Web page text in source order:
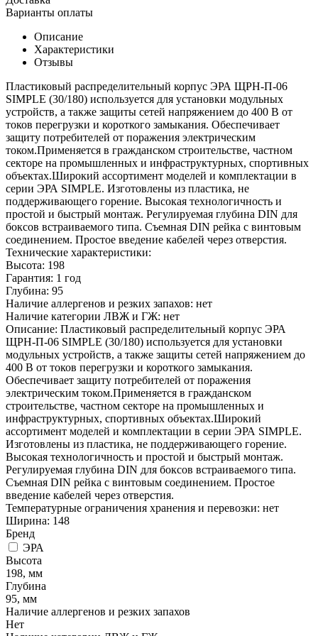
Варианты оплаты
Описание
Характеристики
Отзывы
Пластиковый распределительный корпус ЭРА ЩРН-П-06
SIMPLE (30/180) используется для установки модульных
устройств, а также защиты сетей напряжением до 400 В от
токов перегрузки и короткого замыкания. Обеспечивает
защиту потребителей от поражения электрическим
током.Применяется в гражданском строительстве, частном
секторе на промышленных и инфраструктурных, спортивных
объектах.Широкий ассортимент моделей и комплектации в
серии ЭРА SIMPLE. Изготовлены из пластика, не
поддерживающего горение. Высокая технологичность и
простой и быстрый монтаж. Регулируемая глубина DIN для
боксов встраиваемого типа. Съемная DIN рейка с винтовым
соединением. Простое введение кабелей через отверстия.
Технические характеристики:
Высота: 198
Гарантия: 1 год
Глубина: 95
Наличие аллергенов и резких запахов: нет
Наличие категории ЛВЖ и ГЖ: нет
Описание: Пластиковый распределительный корпус ЭРА
ЩРН-П-06 SIMPLE (30/180) используется для установки
модульных устройств, а также защиты сетей напряжением до
400 В от токов перегрузки и короткого замыкания.
Обеспечивает защиту потребителей от поражения
электрическим током.Применяется в гражданском
строительстве, частном секторе на промышленных и
инфраструктурных, спортивных объектах.Широкий
ассортимент моделей и комплектации в серии ЭРА SIMPLE.
Изготовлены из пластика, не поддерживающего горение.
Высокая технологичность и простой и быстрый монтаж.
Регулируемая глубина DIN для боксов встраиваемого типа.
Съемная DIN рейка с винтовым соединением. Простое
введение кабелей через отверстия.
Температурные ограничения хранения и перевозки: нет
Ширина: 148
Бренд
ЭРА
Высота
198, мм
Глубина
95, мм
Наличие аллергенов и резких запахов
Нет